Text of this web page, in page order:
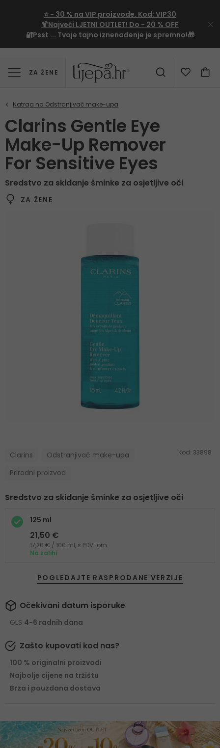
⭐ - 30 % na VIP proizvode. Kod: VIP30
🍹Najveći LJETNI OUTLET! Do - 20 % OFF
🔐Psst ... Tvoje tajno iznenađenje je spremno!🎁
ZA ŽENE
Clarins Gentle Eye
Make-Up Remover
For Sensitive Eyes
Sredstvo za skidanje šminke za osjetljive oči
ZA ŽENE
Clarins
Odstranjivač make-upa
Prirodni proizvod
Kod: 33898
Sredstvo za skidanje šminke za osjetljive oči
125 ml
21,50 €
17,20 € / 100 ml, s PDV-om
Na zalihi
POGLEDAJTE RASPRODANE VERZIJE
Očekivani datum isporuke
GLS 4-6 radnih dana
Zašto kupovati kod nas?
100 % originalni proizvodi
Najbolje cijene na tržištu
Brza i pouzdana dostava